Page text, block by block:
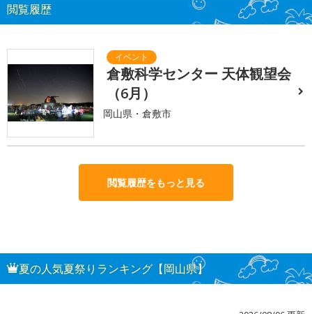
閲覧履歴
倉敷科学センター 天体観望会
（6月）
岡山県・倉敷市
閲覧履歴をもっと見る
夏の人気夏祭りランキング【岡山県】